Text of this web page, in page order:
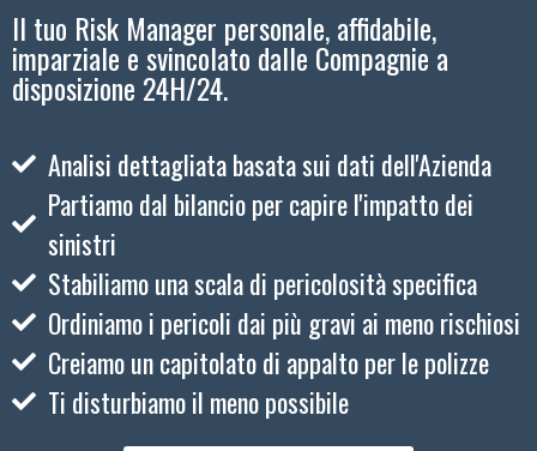
Il tuo Risk Manager personale, affidabile,
imparziale e svincolato dalle Compagnie a
disposizione 24H/24.
Analisi dettagliata basata sui dati dell'Azienda
Partiamo dal bilancio per capire l'impatto dei
sinistri
Stabiliamo una scala di pericolosità specifica
Ordiniamo i pericoli dai più gravi ai meno rischiosi
Creiamo un capitolato di appalto per le polizze
Ti disturbiamo il meno possibile